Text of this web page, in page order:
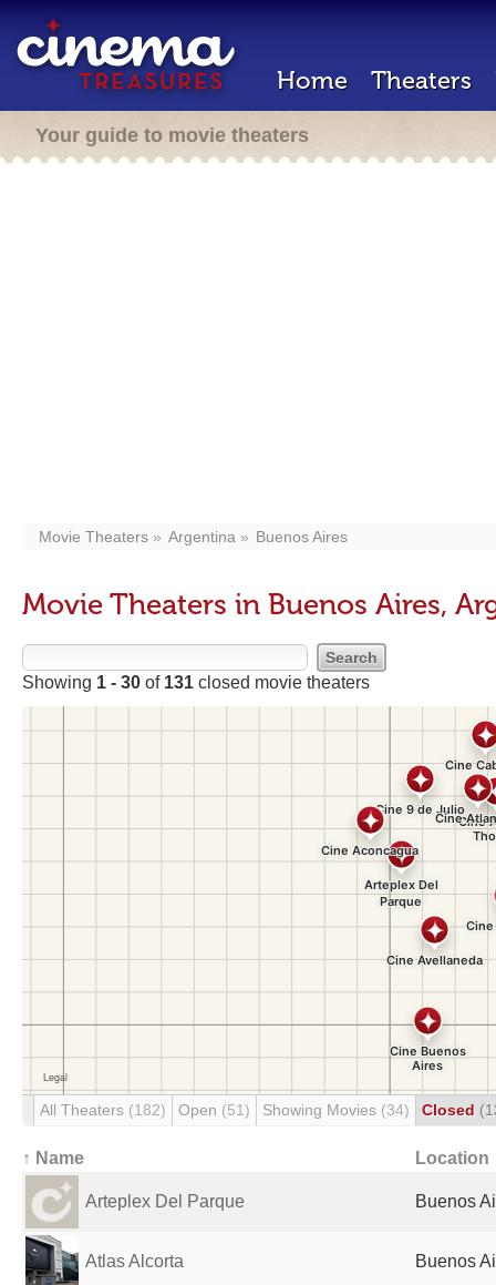
Home Theaters
Your guide to movie theaters
Movie Theaters Argentina Buenos Aires
Movie Theaters in Buenos Aires,
Showing 1 - 30 of 131 closed movie theaters
All Theaters (182) Open (51) Showing Movies (34) Closed
↑ Name Location
Arteplex Del Parque Buenos
Atlas Alcorta Buenos